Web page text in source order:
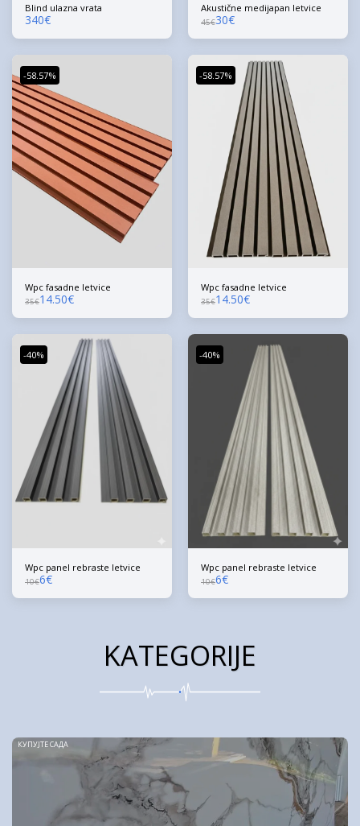
Blind ulazna vrata
340€
Akustične medijapan letvice
45€30€
-58.57%
Wpc fasadne letvice
35€14.50€
-58.57%
Wpc fasadne letvice
35€14.50€
-40%
Wpc panel rebraste letvice
10€6€
-40%
Wpc panel rebraste letvice
10€6€
KATEGORIJE
КУПУЈТЕ САДА